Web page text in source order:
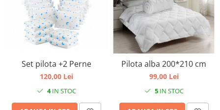
Set pilota +2 Perne
120,00 Lei
4IN STOC
Pilota alba 200*210 cm
99,00 Lei
5IN STOC